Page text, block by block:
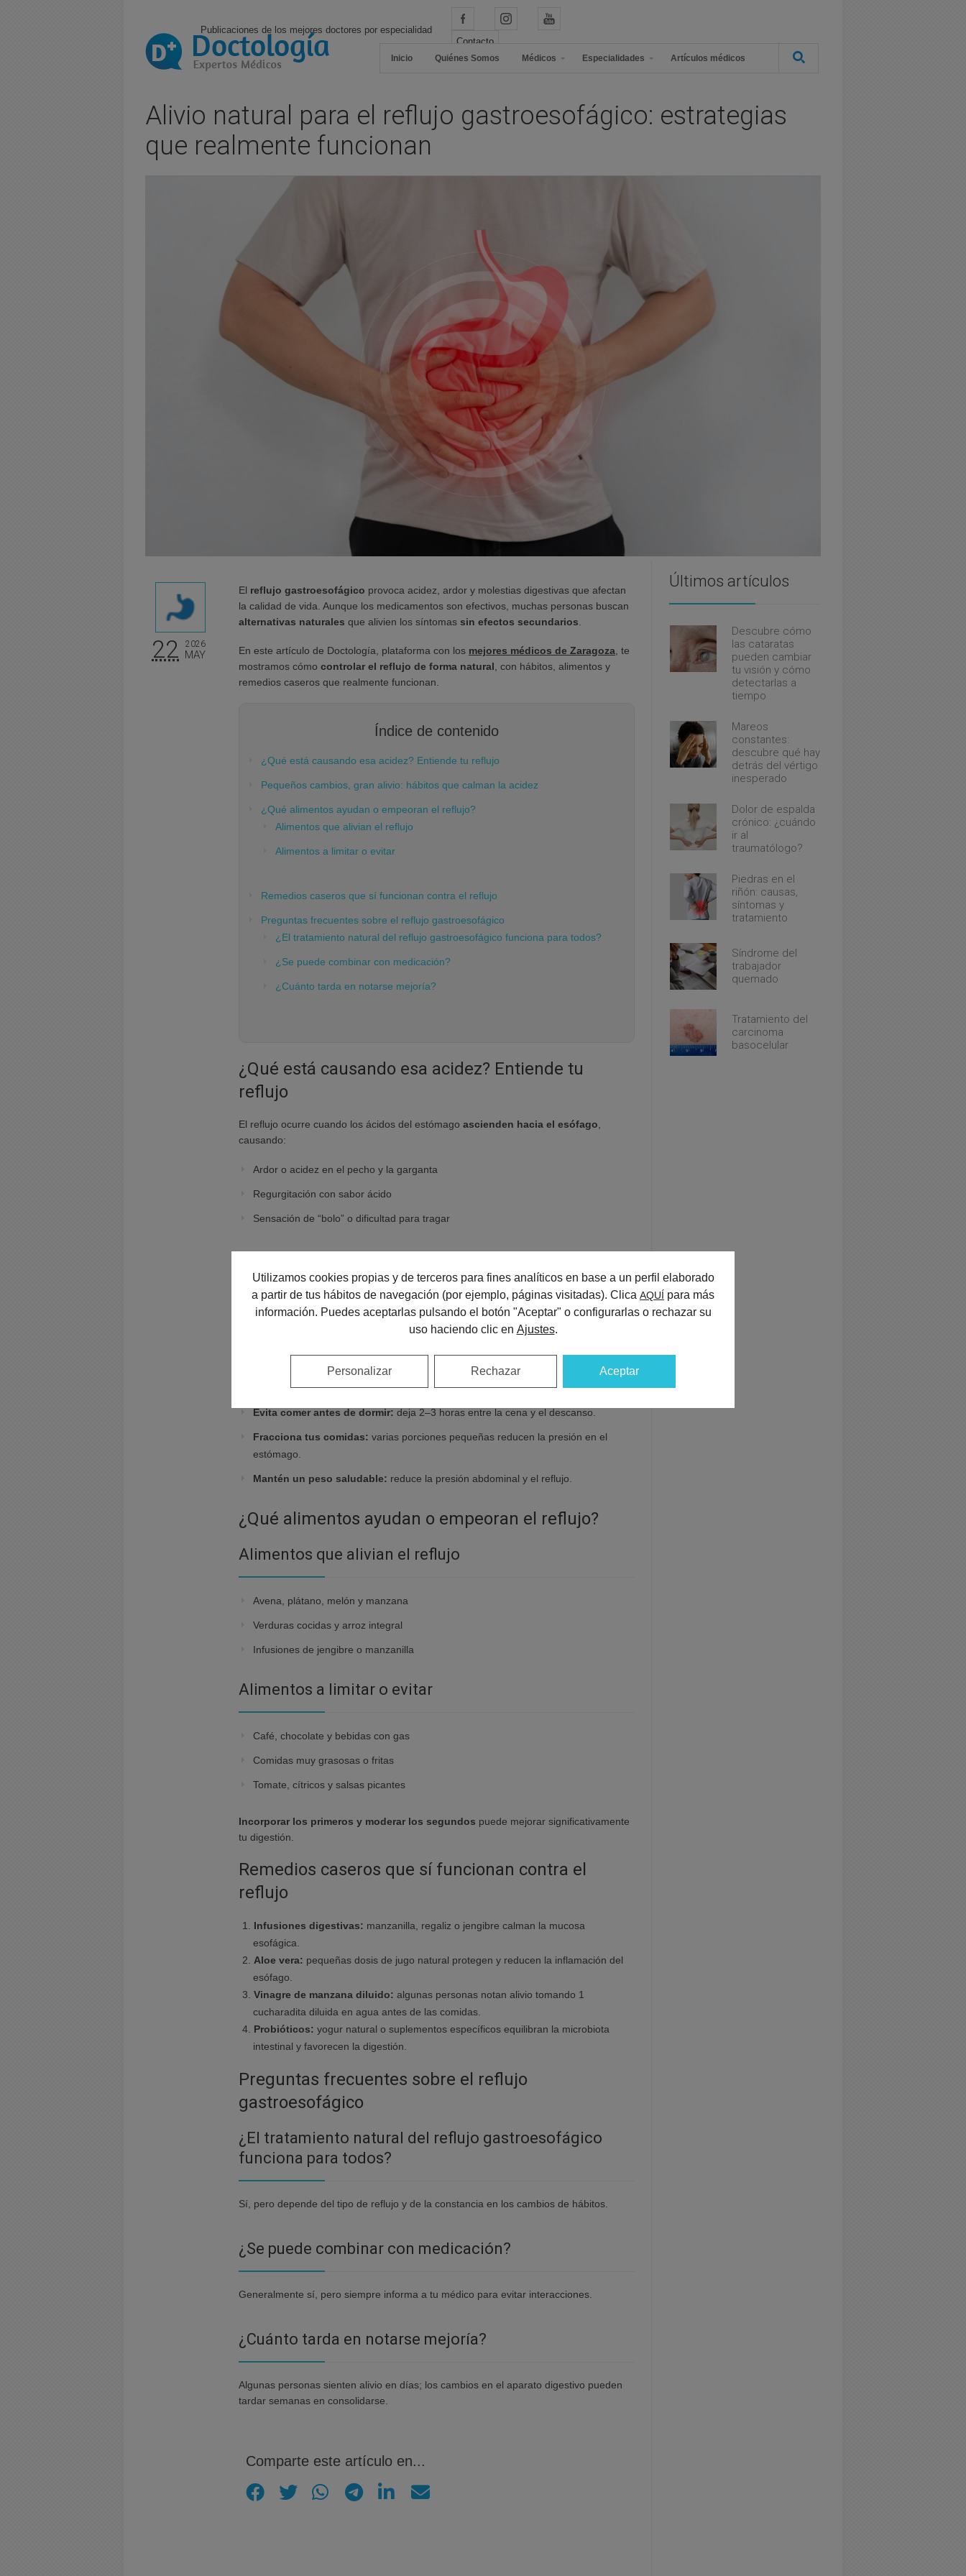
Publicaciones de los mejores doctores por especialidad
Contacto
Inicio Quiénes Somos Médicos Especialidades Artículos médicos
Alivio natural para el reflujo gastroesofágico: estrategias
que realmente funcionan
22 2026
MAY
El reflujo gastroesofágico provoca acidez, ardor y molestias digestivas que afectan
la calidad de vida. Aunque los medicamentos son efectivos, muchas personas buscan
alternativas naturales que alivien los síntomas sin efectos secundarios
En este artículo de Doctología, plataforma con los mejores médicos de Zaragoza , te
mostramos cómo controlar el reflujo de forma natural , con hábitos, alimentos y
remedios caseros que realmente funcionan.
Índice de contenido
¿Qué está causando esa acidez? Entiende tu reflujo
Pequeños cambios, gran alivio: hábitos que calman la acidez
¿Qué alimentos ayudan o empeoran el reflujo?
Alimentos que alivian el reflujo
Alimentos a limitar o evitar
Remedios caseros que sí funcionan contra el reflujo
Preguntas frecuentes sobre el reflujo gastroesofágico
¿El tratamiento natural del reflujo gastroesofágico funciona para todos?
¿Se puede combinar con medicación?
¿Cuánto tarda en notarse mejoría?
¿Qué está causando esa acidez? Entiende tu
reflujo
El reflujo ocurre cuando los ácidos del estómago ascienden hacia el esófago
causando:
Ardor o acidez en el pecho y la garganta
Regurgitación con sabor ácido
Sensación de “bolo” o dificultad para tragar
Comprender cómo funciona tuaparato digestivoes clave para aplicar estrategias
naturales que alivien los síntomas y eviten complicaciones a largo plazo.
Pequeños cambios, gran alivio: hábitos que
Cambiar ciertos hábitos diarios puede marcar la diferencia:
Eleva la cabecera de la cama:evita que los ácidos suban durante la noche.
Evita comer antes de dormir: deja 2–3 horas entre la cena y el descanso.
Fracciona tus comidas: varias porciones pequeñas reducen la presión en el
estómago.
Mantén un peso saludable: reduce la presión abdominal y el reflujo.
¿Qué alimentos ayudan o empeoran el reflujo?
Alimentos que alivian el reflujo
Avena, plátano, melón y manzana
Verduras cocidas y arroz integral
Infusiones de jengibre o manzanilla
Alimentos a limitar o evitar
Café, chocolate y bebidas con gas
Comidas muy grasosas o fritas
Tomate, cítricos y salsas picantes
Incorporar los primeros y moderar los segundos puede mejorar significativamente
tu digestión.
Remedios caseros que sí funcionan contra el
reflujo
Infusiones digestivas: manzanilla, regaliz o jengibre calman la mucosa
esofágica.
Aloe vera: pequeñas dosis de jugo natural protegen y reducen la inflamación del
esófago.
Vinagre de manzana diluido: algunas personas notan alivio tomando 1
cucharadita diluida en agua antes de las comidas.
Probióticos: yogur natural o suplementos específicos equilibran la microbiota
intestinal y favorecen la digestión.
Preguntas frecuentes sobre el reflujo
gastroesofágico
¿El tratamiento natural del reflujo gastroesofágico
funciona para todos?
Sí, pero depende del tipo de reflujo y de la constancia en los cambios de hábitos.
¿Se puede combinar con medicación?
Generalmente sí, pero siempre informa a tu médico para evitar interacciones.
¿Cuánto tarda en notarse mejoría?
Algunas personas sienten alivio en días; los cambios en el aparato digestivo pueden
tardar semanas en consolidarse.
Comparte este artículo en...
Últimos artículos
Descubre cómo
las cataratas
pueden cambiar
tu visión y cómo
detectarlas a
tiempo
Mareos
constantes:
descubre qué hay
detrás del vértigo
inesperado
Dolor de espalda
crónico: ¿cuándo
ir al
traumatólogo?
Piedras en el
riñón: causas,
síntomas y
tratamiento
Síndrome del
trabajador
quemado
Tratamiento del
carcinoma
basocelular
Utilizamos cookies propias y de terceros para fines analíticos en base a un perfil elaborado
a partir de tus hábitos de navegación (por ejemplo, páginas visitadas). Clica AQUÍ para más
información. Puedes aceptarlas pulsando el botón "Aceptar" o configurarlas o rechazar su
uso haciendo clic en Ajustes.
Aceptar
Rechazar
Personalizar